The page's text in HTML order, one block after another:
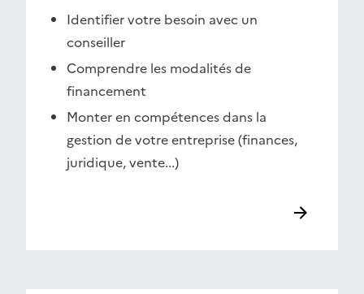
Identifier votre besoin avec un
conseiller
Comprendre les modalités de
financement
Monter en compétences dans la
gestion de votre entreprise (finances,
juridique, vente...)